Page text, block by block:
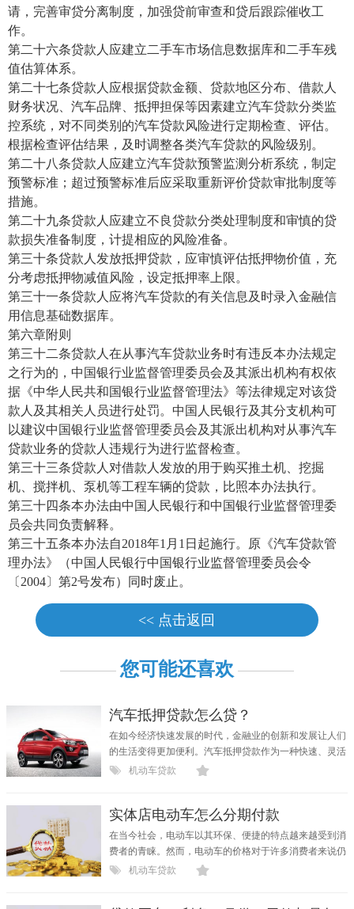
请，完善审贷分离制度，加强贷前审查和贷后跟踪催收工
作。
第二十六条贷款人应建立二手车市场信息数据库和二手车残
值估算体系。
第二十七条贷款人应根据贷款金额、贷款地区分布、借款人
财务状况、汽车品牌、抵押担保等因素建立汽车贷款分类监
控系统，对不同类别的汽车贷款风险进行定期检查、评估。
根据检查评估结果，及时调整各类汽车贷款的风险级别。
第二十八条贷款人应建立汽车贷款预警监测分析系统，制定
预警标准；超过预警标准后应采取重新评价贷款审批制度等
措施。
第二十九条贷款人应建立不良贷款分类处理制度和审慎的贷
款损失准备制度，计提相应的风险准备。
第三十条贷款人发放抵押贷款，应审慎评估抵押物价值，充
分考虑抵押物减值风险，设定抵押率上限。
第三十一条贷款人应将汽车贷款的有关信息及时录入金融信
用信息基础数据库。
第六章附则
第三十二条贷款人在从事汽车贷款业务时有违反本办法规定
之行为的，中国银行业监督管理委员会及其派出机构有权依
据《中华人民共和国银行业监督管理法》等法律规定对该贷
款人及其相关人员进行处罚。中国人民银行及其分支机构可
以建议中国银行业监督管理委员会及其派出机构对从事汽车
贷款业务的贷款人违规行为进行监督检查。
第三十三条贷款人对借款人发放的用于购买推土机、挖掘
机、搅拌机、泵机等工程车辆的贷款，比照本办法执行。
第三十四条本办法由中国人民银行和中国银行业监督管理委
员会共同负责解释。
第三十五条本办法自2018年1月1日起施行。原《汽车贷款管
理办法》（中国人民银行中国银行业监督管理委员会令
〔2004〕第2号发布）同时废止。
<< 点击返回
您可能还喜欢
汽车抵押贷款怎么贷？
在如今经济快速发展的时代，金融业的创新和发展让人们
的生活变得更加便利。汽车抵押贷款作为一种快速、灵活
的...
机动车贷款
实体店电动车怎么分期付款
在当今社会，电动车以其环保、便捷的特点越来越受到消
费者的青睐。然而，电动车的价格对于许多消费者来说仍
然...
机动车贷款